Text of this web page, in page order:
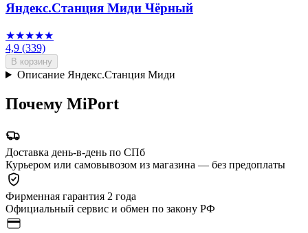
Яндекс.Станция Миди Чёрный
★★★★★
4,9 (339)
В корзину
Описание Яндекс.Станция Миди
Почему MiPort
Доставка день-в-день по СПб
Курьером или самовывозом из магазина — без предоплаты
Фирменная гарантия 2 года
Официальный сервис и обмен по закону РФ